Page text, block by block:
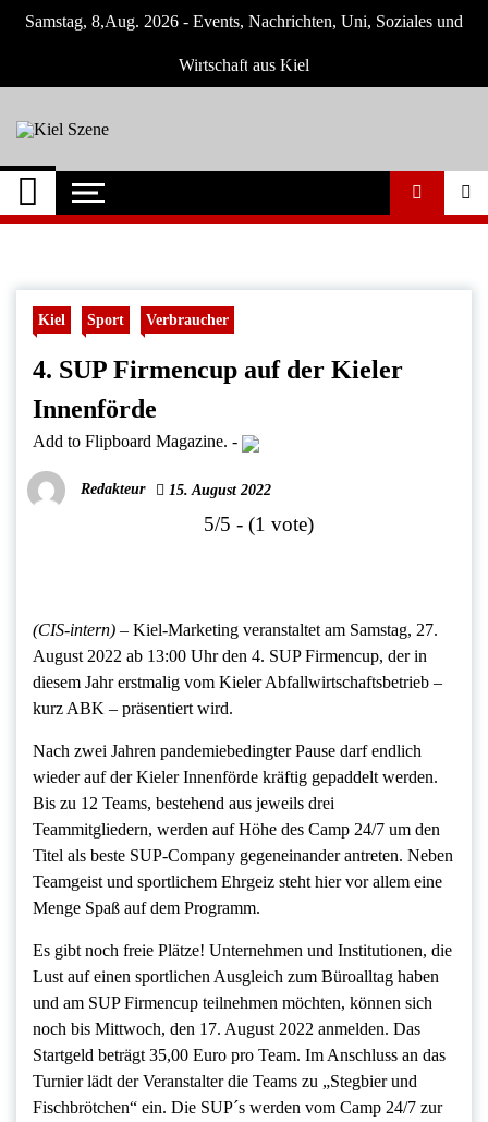
Skip
Samstag, 8,Aug. 2026 - Events, Nachrichten, Uni, Soziales und
Wirtschaft aus Kiel
Kiel Szene
Neuigkeiten und Nachrichten aus Kiel und
Umgebung
Kiel Sport Verbraucher
4. SUP Firmencup auf der Kieler
Innenförde
Add to Flipboard Magazine. -
Redakteur 15. August 2022
5/5 - (1 vote)
(CIS-intern) – Kiel-Marketing veranstaltet am Samstag, 27.
August 2022 ab 13:00 Uhr den 4. SUP Firmencup, der in
diesem Jahr erstmalig vom Kieler Abfallwirtschaftsbetrieb –
kurz ABK – präsentiert wird.
Nach zwei Jahren pandemiebedingter Pause darf endlich
wieder auf der Kieler Innenförde kräftig gepaddelt werden.
Bis zu 12 Teams, bestehend aus jeweils drei
Teammitgliedern, werden auf Höhe des Camp 24/7 um den
Titel als beste SUP-Company gegeneinander antreten. Neben
Teamgeist und sportlichem Ehrgeiz steht hier vor allem eine
Menge Spaß auf dem Programm.
Es gibt noch freie Plätze! Unternehmen und Institutionen, die
Lust auf einen sportlichen Ausgleich zum Büroalltag haben
und am SUP Firmencup teilnehmen möchten, können sich
noch bis Mittwoch, den 17. August 2022 anmelden. Das
Startgeld beträgt 35,00 Euro pro Team. Im Anschluss an das
Turnier lädt der Veranstalter die Teams zu „Stegbier und
Fischbrötchen“ ein. Die SUP´s werden vom Camp 24/7 zur